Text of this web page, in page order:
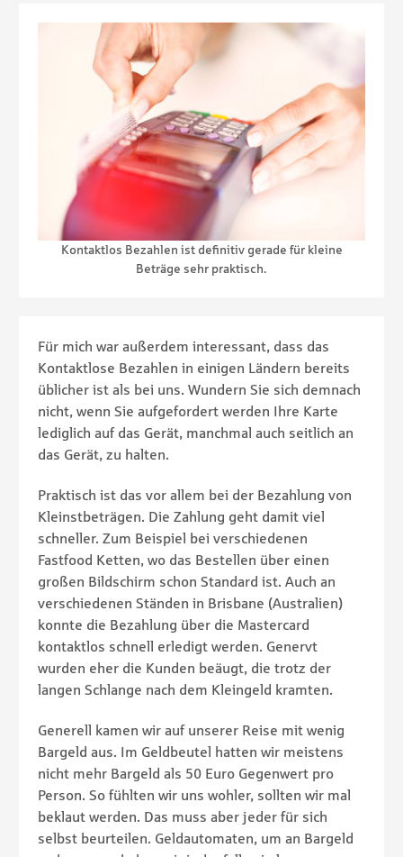
Kontaktlos Bezahlen ist definitiv gerade für kleine
Beträge sehr praktisch.
Für mich war außerdem interessant, dass das
Kontaktlose Bezahlen in einigen Ländern bereits
üblicher ist als bei uns. Wundern Sie sich demnach
nicht, wenn Sie aufgefordert werden Ihre Karte
lediglich auf das Gerät, manchmal auch seitlich an
das Gerät, zu halten.
Praktisch ist das vor allem bei der Bezahlung von
Kleinstbeträgen. Die Zahlung geht damit viel
schneller. Zum Beispiel bei verschiedenen
Fastfood Ketten, wo das Bestellen über einen
großen Bildschirm schon Standard ist. Auch an
verschiedenen Ständen in Brisbane (Australien)
konnte die Bezahlung über die Mastercard
kontaktlos schnell erledigt werden. Genervt
wurden eher die Kunden beäugt, die trotz der
langen Schlange nach dem Kleingeld kramten.
Generell kamen wir auf unserer Reise mit wenig
Bargeld aus. Im Geldbeutel hatten wir meistens
nicht mehr Bargeld als 50 Euro Gegenwert pro
Person. So fühlten wir uns wohler, sollten wir mal
beklaut werden. Das muss aber jeder für sich
selbst beurteilen. Geldautomaten, um an Bargeld